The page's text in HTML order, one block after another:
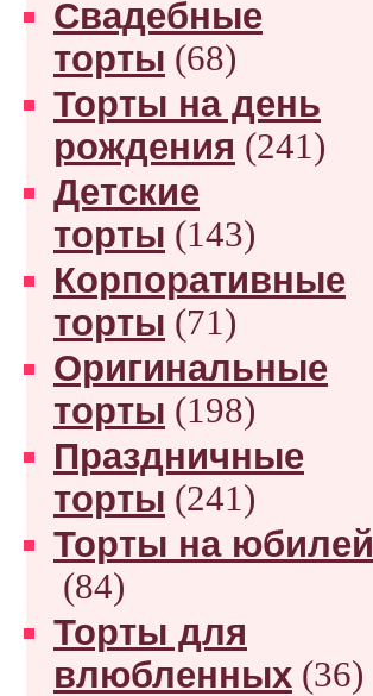
Свадебные
торты (68)
Торты на день
рождения (241)
Детские
торты (143)
Корпоративные
торты (71)
Оригинальные
торты (198)
Праздничные
торты (241)
Торты на юбилей
(84)
Торты для
влюбленных (36)